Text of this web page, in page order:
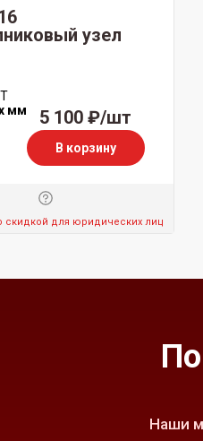
узел
мм 5 100 ₽/шт
В корзину
скидкой для юридических лиц
Наши